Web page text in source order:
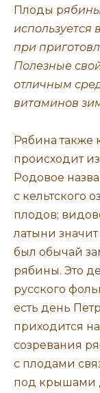
Плоды р
используется
при
Полезные
отличным
витаминов
Рябина также
происходит
Родовое
с кельтского
плодов;
латыни
был обычай
рябины. Это
русского
есть день
приходится
созревания
с плодами
под крышами